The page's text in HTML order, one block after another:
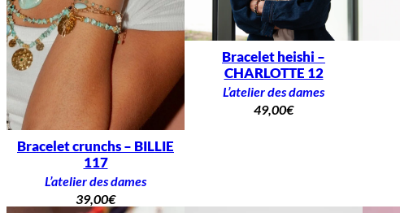
Bracelet crunchs – BILLIE
117
L’atelier des dames
39,00€
Bracelet heishi –
CHARLOTTE 12
L’atelier des dames
49,00€